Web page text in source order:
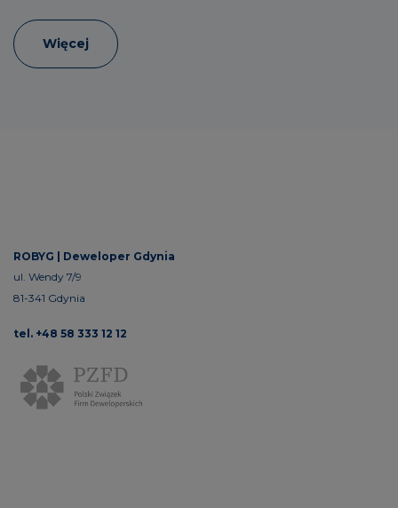
Więcej
ROBYG | Deweloper Gdynia
ul. Wendy 7/9
81-341 Gdynia
tel. +48 58 333 12 12